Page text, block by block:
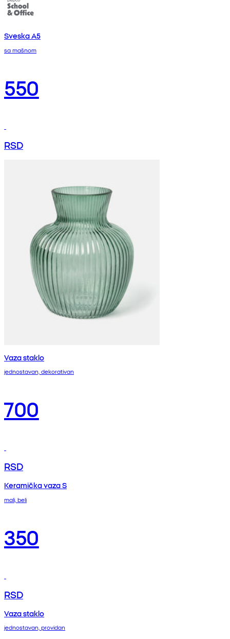
Sveska A5
sa mašnom
550
RSD
Vaza staklo
jednostavan, dekorativan
700
RSD
Keramička vaza S
mali, beli
350
RSD
Vaza staklo
jednostavan, providan